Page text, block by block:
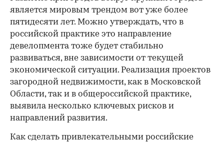
является мировым трендом вот уже более
пятидесяти лет. Можно утверждать, что в
российской практике это направление
девелопмента тоже будет стабильно
развиваться, вне зависимости от текущей
экономической ситуации. Реализация проектов
загородной недвижимости, как в Московской
Области, так и в общероссийской практике,
выявила несколько ключевых рисков и
направлений развития.
Как сделать привлекательными российские